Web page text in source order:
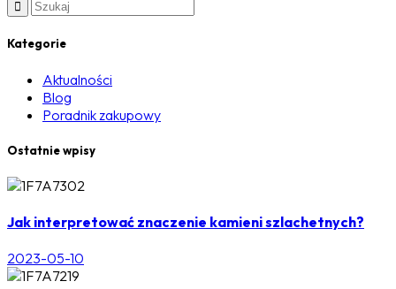
Kategorie
Aktualności
Blog
Poradnik zakupowy
Ostatnie wpisy
Jak interpretować znaczenie kamieni szlachetnych?
2023-05-10